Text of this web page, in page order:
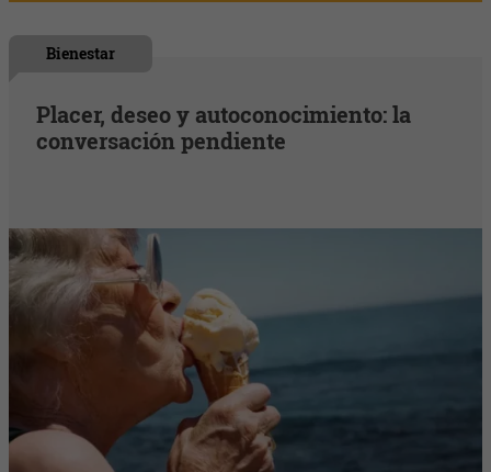
Bienestar
Placer, deseo y autoconocimiento: la
conversación pendiente